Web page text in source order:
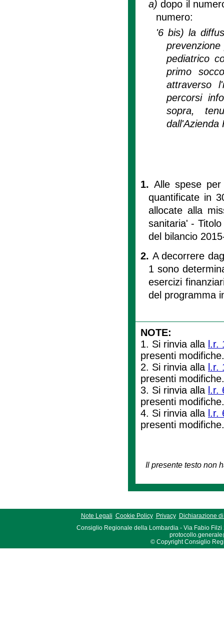
a)dopo il
numero:
'6 bis) la
pediatrico
primo
attraverso
percorsi
sopra,
dall'Azienda
1. Alle spese
quantificate in
allocate alla
sanitaria' -
del bilancio
2. A decorrere
1 sono
esercizi
del programma
NOTE:
1. Si rinvia alla l.r.
presenti
2. Si rinvia alla l.r.
presenti
3. Si rinvia alla l.r.
presenti
4. Si rinvia alla l.r.
presenti
Il presente testo non
Note Legali Cookie Policy Privacy
Dichiarazione
Consiglio Regionale della Lombardia - Via Fabio Filzi
© Copyright Consiglio